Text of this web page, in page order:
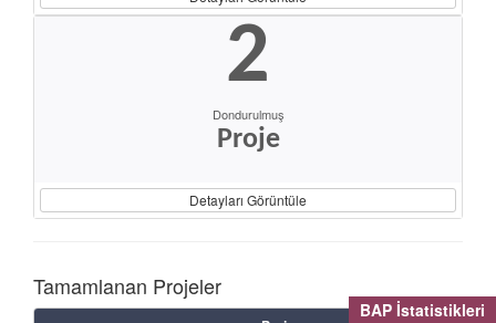
BAP İstatistikleri
2
Dondurulmuş
Proje
Detayları Görüntüle
Tamamlanan Projeler